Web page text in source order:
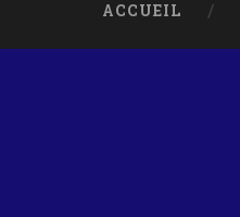
ACCUEIL